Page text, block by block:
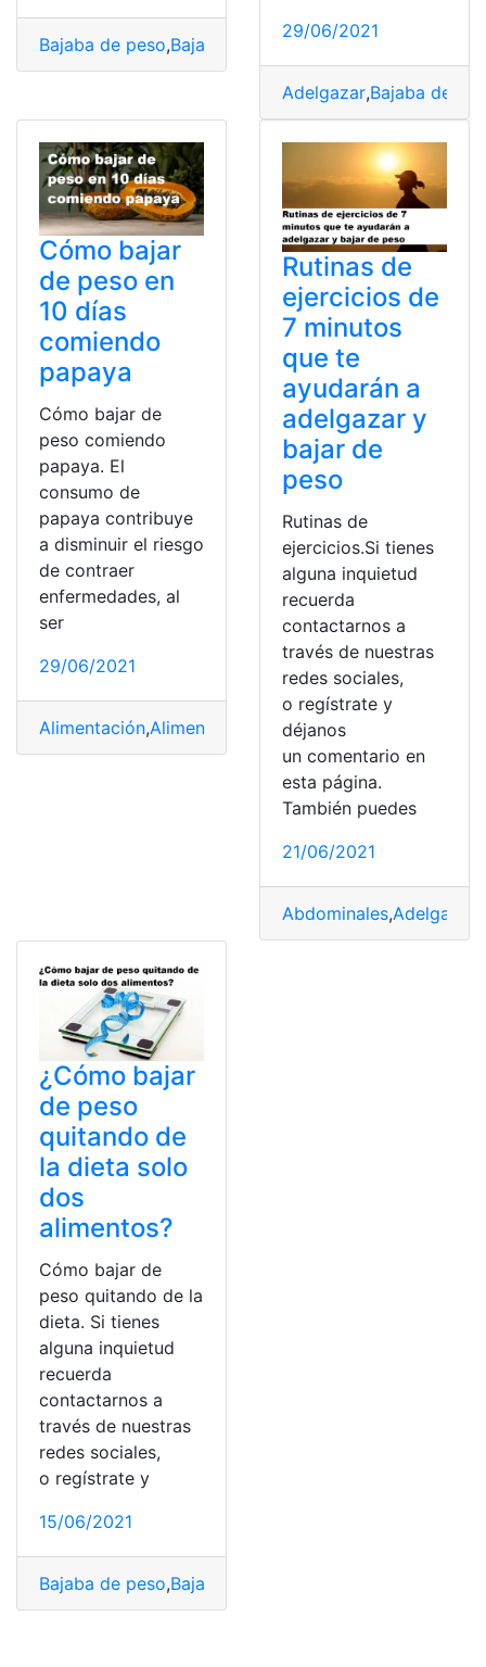
Bajaba de peso,Bajar de peso Consejos
29/06/2021
Adelgazar,Bajaba de
Cómo bajar
de peso en
10 días
comiendo
papaya
Cómo bajar de
peso comiendo
papaya. El
consumo de
papaya contribuye
a disminuir el riesgo
de contraer
enfermedades, al
ser
29/06/2021
Alimentación,Alimentos Bajaba de peso
Rutinas de
ejercicios de
7 minutos
que te
ayudarán a
adelgazar y
bajar de
peso
Rutinas de
ejercicios.Si tienes
alguna inquietud
recuerda
contactarnos a
través de nuestras
redes sociales,
o regístrate y
déjanos
un comentario en
esta página.
También puedes
21/06/2021
Abdominales,Adelgazar
¿Cómo bajar
de peso
quitando de
la dieta solo
dos
alimentos?
Cómo bajar de
peso quitando de la
dieta. Si tienes
alguna inquietud
recuerda
contactarnos a
través de nuestras
redes sociales,
o regístrate y
15/06/2021
Bajaba de peso,Bajar de peso